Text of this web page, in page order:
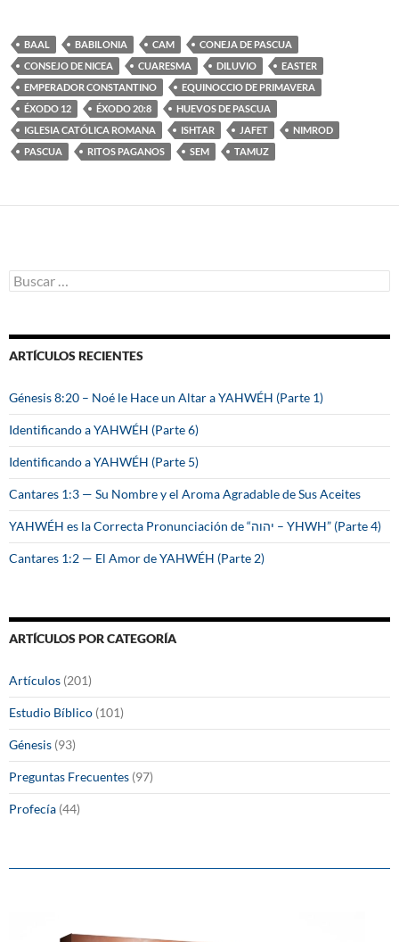
BAAL BABILONIA CAM
CONEJA DE PASCUA
CONSEJO DE NICEA
CUARESMA DILUVIO
EASTER
EMPERADOR CONSTANTINO
EQUINOCCIO DE PRIMAVERA
ÉXODO 12
ÉXODO 20:8
HUEVOS DE PASCUA
IGLESIA CATÓLICA ROMANA
ISHTAR JAFET
NIMROD
PASCUA
RITOS PAGANOS SEM TAMUZ
B
u
a
r
ARTÍCULOS RECIENTES
Génesis 8:20 – Noé le Hace un Altar a YAHWÉH (Parte 1)
Identificando a YAHWÉH (Parte 6)
Identificando a YAHWÉH (Parte 5)
Cantares 1:3 — Su Nombre y el Aroma Agradable de Sus Aceites
YAHWÉH es la Correcta Pronunciación de “יהוה – YHWH” (Parte 4)
Cantares 1:2 — El Amor de YAHWÉH (Parte 2)
ARTÍCULOS POR CATEGORÍA
Artículos (201)
Estudio Bíblico (101)
Génesis (93)
Preguntas Frecuentes (97)
Profecía (44)